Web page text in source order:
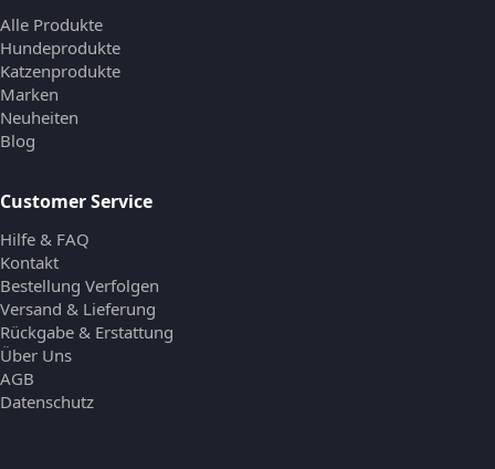
Alle Produkte
Hundeprodukte
Katzenprodukte
Marken
Neuheiten
Blog
Customer Service
Hilfe & FAQ
Kontakt
Bestellung Verfolgen
Versand & Lieferung
Rückgabe & Erstattung
Über Uns
AGB
Datenschutz